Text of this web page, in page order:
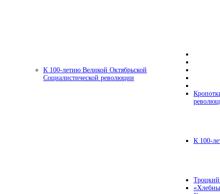
К 100-летию Великой Октябрьской
Социалистической революции
К 100-